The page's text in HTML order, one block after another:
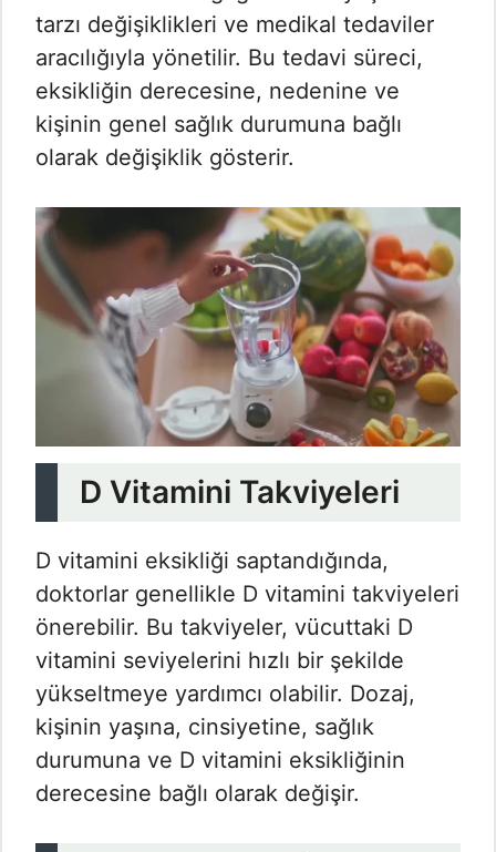
tarzı değişiklikleri ve medikal tedaviler
aracılığıyla yönetilir. Bu tedavi süreci,
eksikliğin derecesine, nedenine ve
kişinin genel sağlık durumuna bağlı
olarak değişiklik gösterir.
D Vitamini Takviyeleri
D vitamini eksikliği saptandığında,
doktorlar genellikle D vitamini takviyeleri
önerebilir. Bu takviyeler, vücuttaki D
vitamini seviyelerini hızlı bir şekilde
yükseltmeye yardımcı olabilir. Dozaj,
kişinin yaşına, cinsiyetine, sağlık
durumuna ve D vitamini eksikliğinin
derecesine bağlı olarak değişir.